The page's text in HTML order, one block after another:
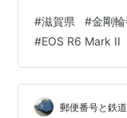
ので場所を選んで
をボカシを入れて
のようではない
今日は駐車場も
とはなくすぐに停
#滋賀県 #金剛
#EOS R6 Mark II
郵便番号と鉄